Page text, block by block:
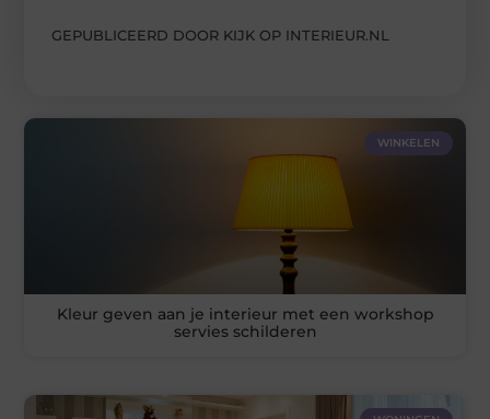
GEPUBLICEERD DOOR KIJK OP INTERIEUR.NL
WINKELEN
Kleur geven aan je interieur met een workshop
servies schilderen